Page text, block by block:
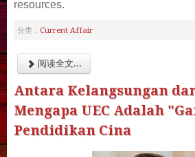
resources.
分类： Current Affair
阅读全文...
Antara Kelangsungan
Mengapa UEC Adalah
Pendidikan Cina